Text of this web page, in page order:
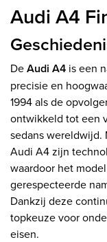
Audi A4
DeAudi A4 is een
precisie en
1994 als de
ontwikkeld tot een
sedans
Audi A4 zijn
waardoor het
gerespecteerde
Dankzij deze
topkeuze voor
eisen.